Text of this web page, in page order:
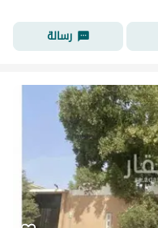
رسالة